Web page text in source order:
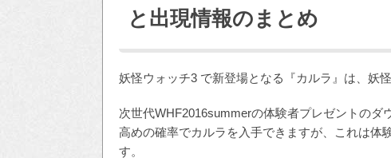
と出現情報のまとめ
妖怪ウォッチ3 で新登場となる『カルラ』は、妖
次世代WHF2016summerの体験者プレゼントの
高めの確率でカルラを入手できますが、これは体
す。